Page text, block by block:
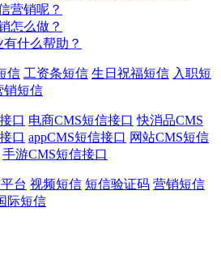
营销呢？
怎么做？
什么帮助？
信 工资条短信 生日祝福短信 入职短
销短信
口 电商CMS短信接口 快消品CMS
口 appCMS短信接口 网站CMS短信
手游CMS短信接口
台 视频短信 短信验证码 营销短信
际短信